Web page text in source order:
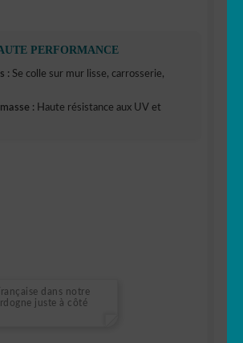
PERFORMANCE
: Se colle sur mur lisse, carrosserie,
: Haute résistance aux UV et
dans notre
juste à côté